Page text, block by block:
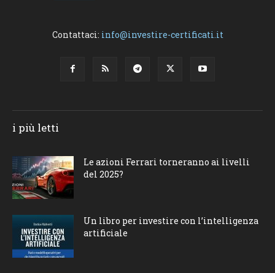
Contattaci: info@investire-certificati.it
i più letti
Le azioni Ferrari torneranno ai livelli
del 2025?
Un libro per investire con l’intelligenza
artificiale